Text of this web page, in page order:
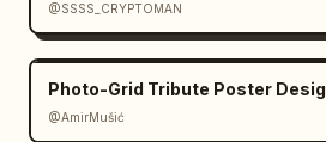
@SSSS_CRYPTOMAN
Photo-Grid Tribute Poster
@AmirMušić